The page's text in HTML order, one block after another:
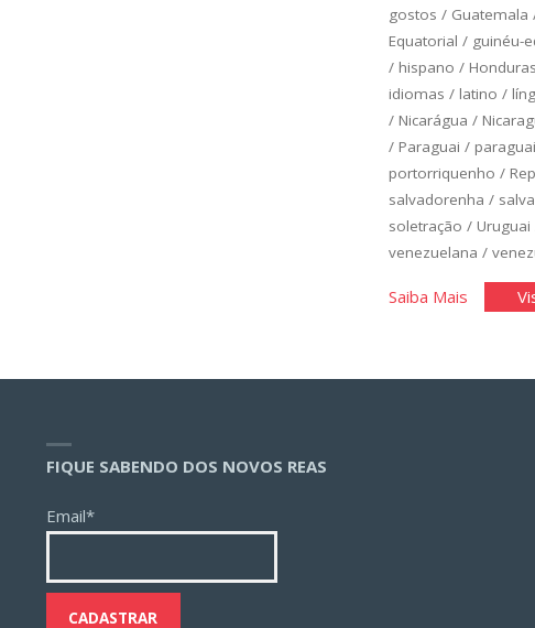
gostos / Guatemala
Equatorial / guinéu-
/ hispano / Honduras
idiomas / latino /
/ Nicarágua /
/ Paraguai /
portorriquenho /
salvadorenha /
soletração / Uruguai
venezuelana /
Saiba Mais
1"
FIQUE SABENDO DOS NOVOS REAS
Email*